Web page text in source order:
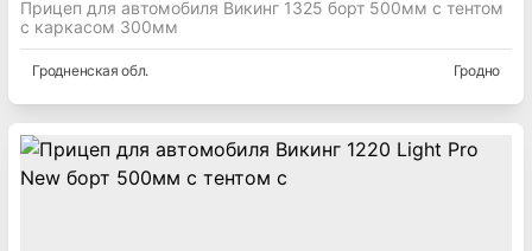
Прицеп для автомобиля Викинг 1325 борт 500мм с тентом
с каркасом 300мм
Гродненская обл. Гродно